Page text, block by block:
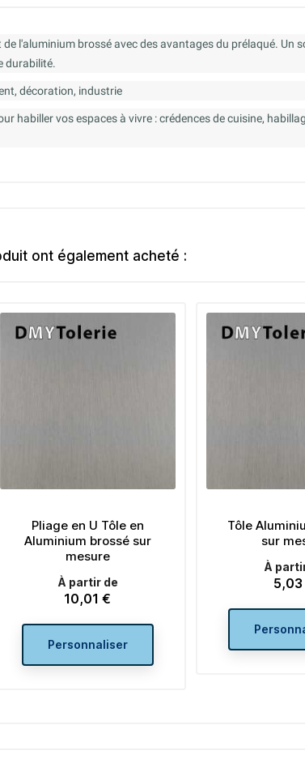
l'aluminium brossé avec des avantages du prélaqué. Un
durabilité.
décoration, industrie
habiller vos espaces à vivre : crédences de cuisine,
ont également acheté :
Pliage en U Tôle en
Aluminium brossé sur
mesure
À partir de
Prix
10,01 €
Personnaliser
Tôle
sur
À
Prix
5,03